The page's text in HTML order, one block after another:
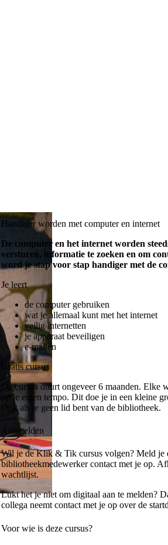
Handiger worden met computer en internet
De computer en het internet worden
versturen, informatie te zoeken en om
word je stap voor stap handiger met de
Je leert
de computer gebruiken
wat je allemaal kunt met het internet
veilig internetten
je apparaat beveiligen
e-mailen
Gratis cursus
De cursus duurt ongeveer 6 maanden.
op je eigen tempo. Dit doe je in een kleine
Ook als je geen lid bent van de bibliotheek.
Aanmelden
Wil je de Klik & Tik cursus volgen? Meld je
bibliotheekmedewerker contact met je op.
wachtlijst.
Lukt het je niet om digitaal aan te melden?
collega neemt contact met je op over de
Voor wie is deze cursus?